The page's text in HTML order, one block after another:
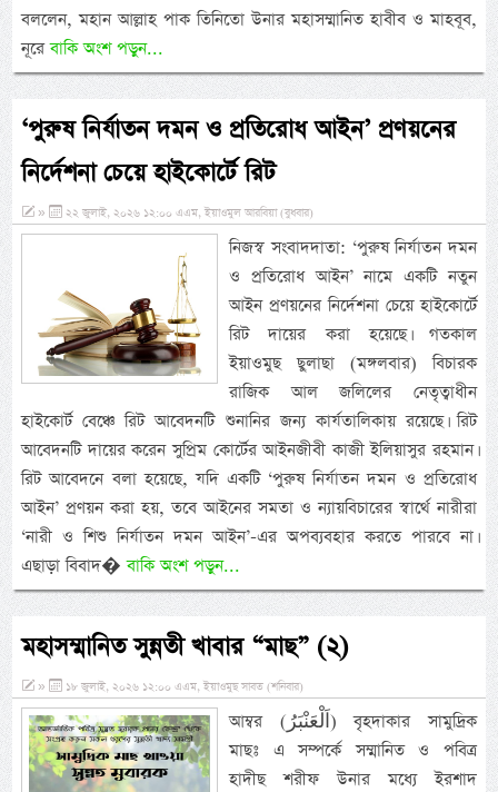
বললেন, মহান আল্লাহ পাক তিনিতো উনার মহাসম্মানিত হাবীব ও মাহবূব,
নূরেবাকি অংশ পড়ুন...
‘পুরুষ নির্যাতন দমন ও প্রতিরোধ আইন’ প্রণয়নের
নির্দেশনা চেয়ে হাইকোর্টে রিট
» ২২ জুলাই, ২০২৬ ১২:০০ এএম, ইয়াওমুল আরবিয়া (বুধবার)
নিজস্ব সংবাদদাতা: ‘পুরুষ নির্যাতন দমন
ও প্রতিরোধ আইন’ নামে একটি নতুন
আইন প্রণয়নের নির্দেশনা চেয়ে হাইকোর্টে
রিট দায়ের করা হয়েছে। গতকাল
ইয়াওমুছ ছুলাছা (মঙ্গলবার) বিচারক
রাজিক আল জলিলের নেতৃত্বাধীন
হাইকোর্ট বেঞ্চে রিট আবেদনটি শুনানির জন্য কার্যতালিকায় রয়েছে। রিট
আবেদনটি দায়ের করেন সুপ্রিম কোর্টের আইনজীবী কাজী ইলিয়াসুর রহমান।
রিট আবেদনে বলা হয়েছে, যদি একটি ‘পুরুষ নির্যাতন দমন ও প্রতিরোধ
আইন’ প্রণয়ন করা হয়, তবে আইনের সমতা ও ন্যায়বিচারের স্বার্থে নারীরা
‘নারী ও শিশু নির্যাতন দমন আইন’-এর অপব্যবহার করতে পারবে না।
এছাড়া বিবাদ�বাকি অংশ পড়ুন...
মহাসম্মানিত সুন্নতী খাবার “মাছ” (২)
» ১৮ জুলাই, ২০২৬ ১২:০০ এএম, ইয়াওমুছ সাবত (শনিবার)
আম্বর (اَلْعَنْبَرُ) বৃহদাকার সামুদ্রিক
মাছঃ এ সম্পর্কে সম্মানিত ও পবিত্র
হাদীছ শরীফ উনার মধ্যে ইরশাদ